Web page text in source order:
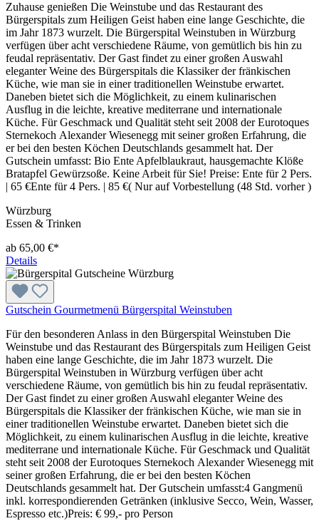
Zuhause genießen Die Weinstube und das Restaurant des
Bürgerspitals zum Heiligen Geist haben eine lange Geschichte, die
im Jahr 1873 wurzelt. Die Bürgerspital Weinstuben in Würzburg
verfügen über acht verschiedene Räume, von gemütlich bis hin zu
feudal repräsentativ. Der Gast findet zu einer großen Auswahl
eleganter Weine des Bürgerspitals die Klassiker der fränkischen
Küche, wie man sie in einer traditionellen Weinstube erwartet.
Daneben bietet sich die Möglichkeit, zu einem kulinarischen
Ausflug in die leichte, kreative mediterrane und internationale
Küche. Für Geschmack und Qualität steht seit 2008 der Eurotoques
Sternekoch Alexander Wiesenegg mit seiner großen Erfahrung, die
er bei den besten Köchen Deutschlands gesammelt hat. Der
Gutschein umfasst: Bio Ente Apfelblaukraut, hausgemachte Klöße
Bratapfel Gewürzsoße. Keine Arbeit für Sie! Preise: Ente für 2 Pers.
| 65 €Ente für 4 Pers. | 85 €( Nur auf Vorbestellung (48 Std. vorher )
Würzburg
Essen & Trinken
ab 65,00 €*
Details
Gutschein Gourmetmenü Bürgerspital Weinstuben
Für den besonderen Anlass in den Bürgerspital Weinstuben Die
Weinstube und das Restaurant des Bürgerspitals zum Heiligen Geist
haben eine lange Geschichte, die im Jahr 1873 wurzelt. Die
Bürgerspital Weinstuben in Würzburg verfügen über acht
verschiedene Räume, von gemütlich bis hin zu feudal repräsentativ.
Der Gast findet zu einer großen Auswahl eleganter Weine des
Bürgerspitals die Klassiker der fränkischen Küche, wie man sie in
einer traditionellen Weinstube erwartet. Daneben bietet sich die
Möglichkeit, zu einem kulinarischen Ausflug in die leichte, kreative
mediterrane und internationale Küche. Für Geschmack und Qualität
steht seit 2008 der Eurotoques Sternekoch Alexander Wiesenegg mit
seiner großen Erfahrung, die er bei den besten Köchen
Deutschlands gesammelt hat. Der Gutschein umfasst:4 Gangmenü
inkl. korrespondierenden Getränken (inklusive Secco, Wein, Wasser,
Espresso etc.)Preis: € 99,- pro Person